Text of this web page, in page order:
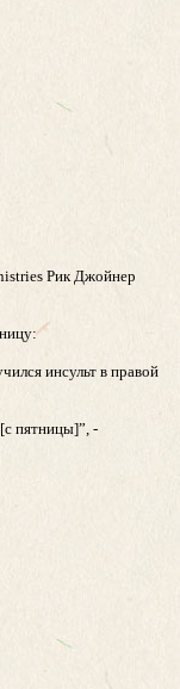
Рик Джойнер
инсульт в правой
пятницы]”, -